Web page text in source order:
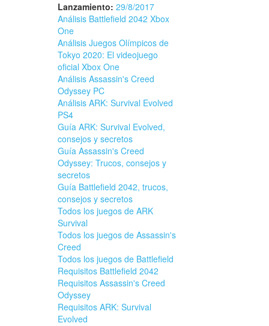
Lanzamiento: 29/8/2017
Análisis Battlefield 2042 Xbox
One
Análisis Juegos Olímpicos de
Tokyo 2020: El videojuego
oficial Xbox One
Análisis Assassin's Creed
Odyssey PC
Análisis ARK: Survival Evolved
PS4
Guía ARK: Survival Evolved,
consejos y secretos
Guía Assassin's Creed
Odyssey: Trucos, consejos y
secretos
Guía Battlefield 2042, trucos,
consejos y secretos
Todos los juegos de ARK
Survival
Todos los juegos de Assassin's
Creed
Todos los juegos de Battlefield
Requisitos Battlefield 2042
Requisitos Assassin's Creed
Odyssey
Requisitos ARK: Survival
Evolved